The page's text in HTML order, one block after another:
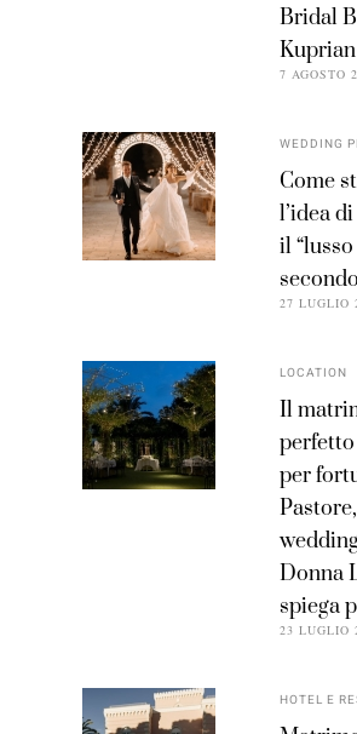
Bridal
Kuprian
7 AGOSTO
WEDDING
Come
l’idea
il
27 LUGLIO
LOCATION
Il
perfetto
per
Donna
spiega
23 LUGLIO
HOTEL E